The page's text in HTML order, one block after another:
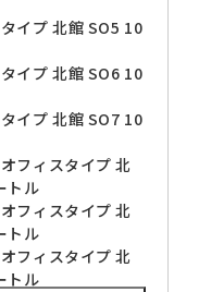
イプ 北館 SO5 10
イプ 北館 SO6 10
イプ 北館 SO7 10
フィスタイプ 北
トル
フィスタイプ 北
トル
フィスタイプ 北
トル